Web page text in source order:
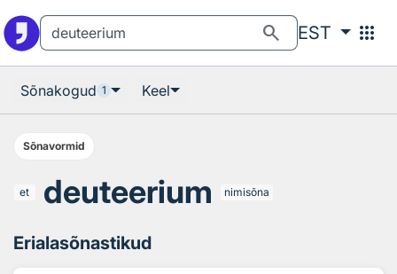
search EST apps
Sõnakogud 1 Keel
Sõnavormid
et deuteerium nimisõna
Erialasõnastikud